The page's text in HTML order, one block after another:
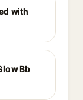
with
Bb